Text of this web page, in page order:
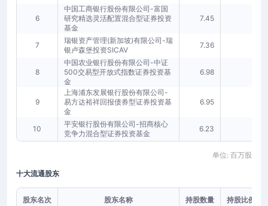
6
中国工商银行股份有限公司-富国
研究精选灵活配置混合型证券投资
基金
7.45
7
瑞银资产管理(新加坡)有限公司-瑞
银卢森堡投资SICAV
7.36
8
中国农业银行股份有限公司-中证
500交易型开放式指数证券投资基
金
6.98
9
上海浦东发展银行股份有限公司-
易方达裕祥回报债券型证券投资基
金
6.95
10
平安银行股份有限公司-招商核心
竞争力混合型证券投资基金
6.23
单位: 百万股
十大流通股东
股东名次 股东名称 持股数量 持股比例(%)